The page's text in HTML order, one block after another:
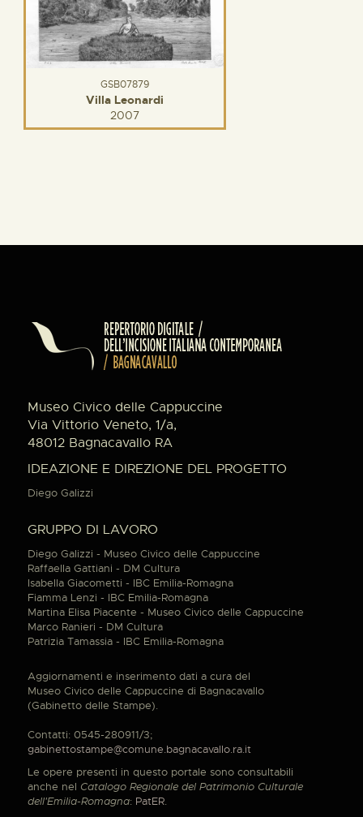
GSB07879
Villa Leonardi
2007
Museo Civico delle Cappuccine
Via Vittorio Veneto, 1/a,
48012 Bagnacavallo RA
IDEAZIONE E DIREZIONE DEL PROGETTO
Diego Galizzi
GRUPPO DI LAVORO
Diego Galizzi - Museo Civico delle Cappuccine
Raffaella Gattiani - DM Cultura
Isabella Giacometti - IBC Emilia-Romagna
Fiamma Lenzi - IBC Emilia-Romagna
Martina Elisa Piacente - Museo Civico delle Cappuccine
Marco Ranieri - DM Cultura
Patrizia Tamassia - IBC Emilia-Romagna
Aggiornamenti e inserimento dati a cura del
Museo Civico delle Cappuccine di Bagnacavallo
(Gabinetto delle Stampe).
Contatti: 0545-280911/3;
gabinettostampe@comune.bagnacavallo.ra.it
Le opere presenti in questo portale sono consultabili
anche nel Catalogo Regionale del Patrimonio Culturale
dell'Emilia-Romagna: PatER.